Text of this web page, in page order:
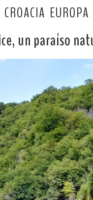
CROACIA EUROPA
un paraíso